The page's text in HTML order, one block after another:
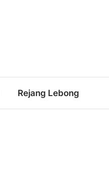
Rejang Lebong